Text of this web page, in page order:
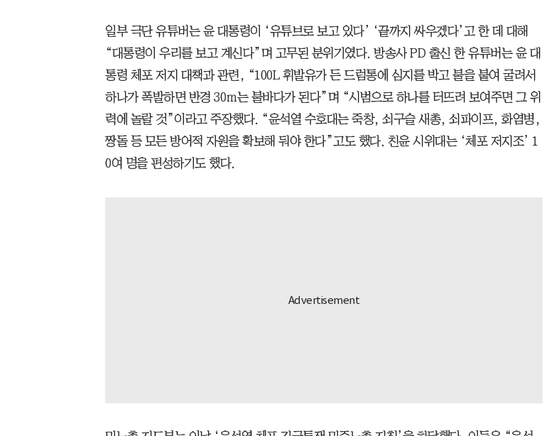
일부 극단 유튜버는 윤 대통령이 ‘유튜브로 보고 있다’ ‘끝까지 싸우겠다’고 한 데 대해
“대통령이 우리를 보고 계신다”며 고무된 분위기였다. 방송사 PD 출신 한 유튜버는 윤 대
통령 체포 저지 대책과 관련, “100L 휘발유가 든 드럼통에 심지를 박고 불을 붙여 굴려서
하나가 폭발하면 반경 30ｍ는 불바다가 된다”며 “시범으로 하나를 터뜨려 보여주면 그 위
력에 놀랄 것”이라고 주장했다. “윤석열 수호대는 죽창, 쇠구슬 새총, 쇠파이프, 화염병,
짱돌 등 모든 방어적 자원을 확보해 둬야 한다”고도 했다. 친윤 시위대는 ‘체포 저지조’ 1
0여 명을 편성하기도 했다.